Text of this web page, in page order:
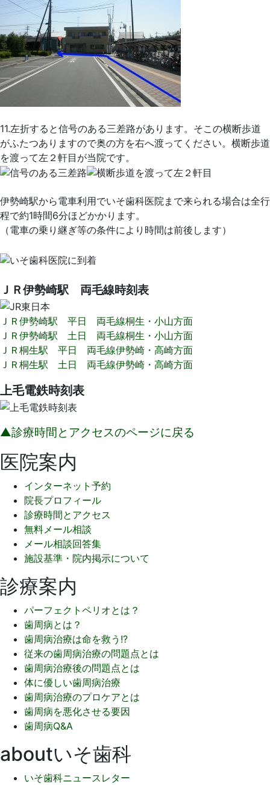
11.左折すると信号のある三差路があります。そこの横断歩道
がふたつありますので奥の方を右へ渡ってください。横断歩道
を渡って左２軒目が当院です。
伊勢崎駅から電車利用でいそ歯科医院まで来られる場合は全行
程で約1時間6分ほどかかります。
（電車の乗り継ぎ等の条件により時間は前後します）
ＪＲ伊勢崎駅 両毛線時刻表
ＪＲ伊勢崎駅 平日 両毛線桐生・小山方面
ＪＲ伊勢崎駅 土日 両毛線桐生・小山方面
ＪＲ桐生駅 平日 両毛線伊勢崎・高崎方面
ＪＲ桐生駅 土日 両毛線伊勢崎・高崎方面
上毛電鉄時刻表
▲診療時間とアクセスのページに戻る
医院案内
インターネット予約
院長プロフィール
診療時間とアクセス
無料メール相談
メール相談回答集
施設基準・院内掲示について
診療案内
パーフェクトペリオとは？
歯周病とは？
歯周病治療は命を救う!?
従来の歯周病治療の問題点とは
歯周病治療後の問題点とは
体に優しい歯周病治療
歯周病治療のプロケアとは
歯周病を悪化させる要因
歯周病Q&A
aboutいそ歯科
いそ歯科ニュースレター